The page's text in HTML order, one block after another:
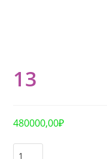
13
480000,00₽
К